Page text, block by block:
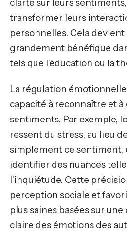
clarté sur leurs
transformer leurs
personnelles. Cela devient
grandement bénéfique
tels que l’éducation ou la
La régulation émotionnelle
capacité à reconnaître et
sentiments. Par exemple,
ressent du stress, au lieu
simplement ce sentiment,
identifier des nuances
l’inquiétude. Cette
perception sociale et
plus saines basées sur
claire des émotions des